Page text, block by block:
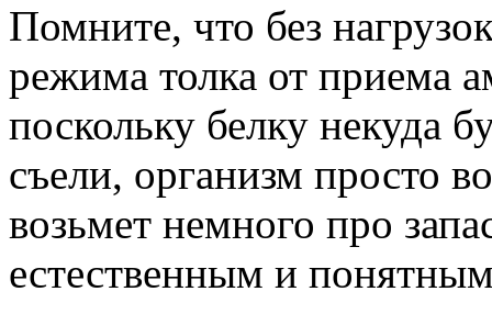
Помните, что без
режима толка от приема
поскольку белку некуда
съели, организм просто
возьмет немного про
естественным и